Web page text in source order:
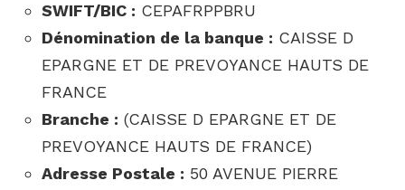
SWIFT/BIC : CEPAFRPPBRU
Dénomination de la banque : CAISSE D
EPARGNE ET DE PREVOYANCE HAUTS DE
FRANCE
Branche : (CAISSE D EPARGNE ET DE
PREVOYANCE HAUTS DE FRANCE)
Adresse Postale : 50 AVENUE PIERRE